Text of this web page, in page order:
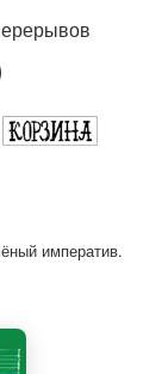
императив.